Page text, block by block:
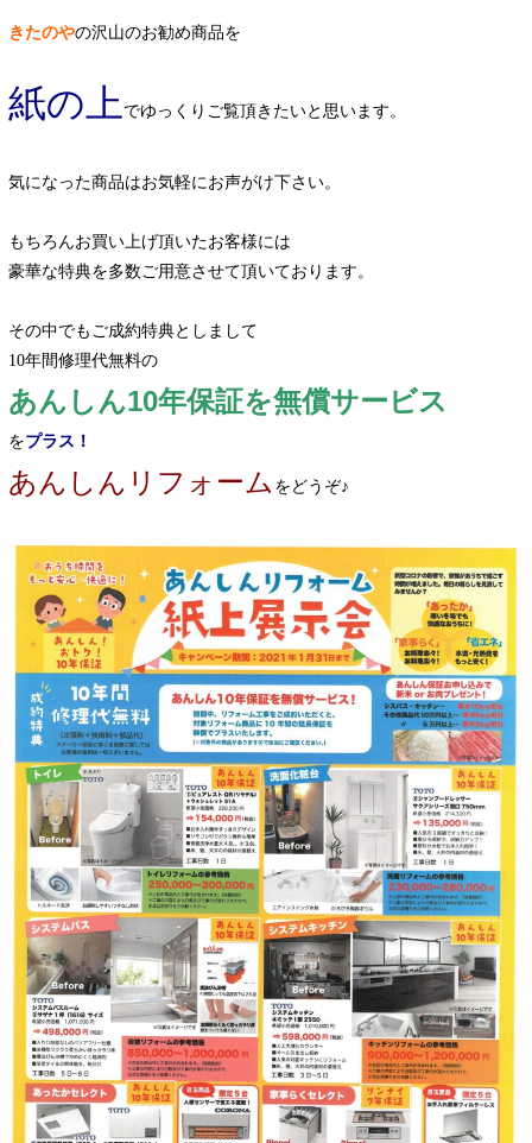
きたのやの沢山のお勧め商品を
紙の上でゆっくりご覧頂きたいと思います。
気になった商品はお気軽にお声がけ下さい。
もちろんお買い上げ頂いたお客様には
豪華な特典を多数ご用意させて頂いております。
その中でもご成約特典としまして
10年間修理代無料の
あんしん10年保証を無償サービス
をプラス！
あんしんリフォーム をどうぞ♪